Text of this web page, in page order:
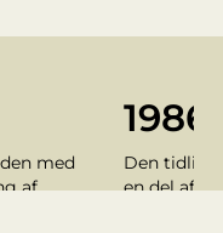
med
af
1986
Den
en del af